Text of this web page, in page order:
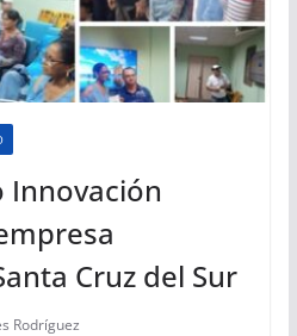
Innovación
Cruz del Sur
Rodríguez